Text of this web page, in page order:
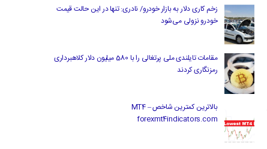
زخم کاری دلار به بازار خودرو/ نادری: تنها در این حالت قیمت
خودرو نزولی می‌شود
مقامات تایلندی ملی پرتغالی را با 580 میلیون دلار کلاهبرداری
رمزنگاری کردند
بالاترین کمترین شاخص MT4 –
forexmt4indicators.com